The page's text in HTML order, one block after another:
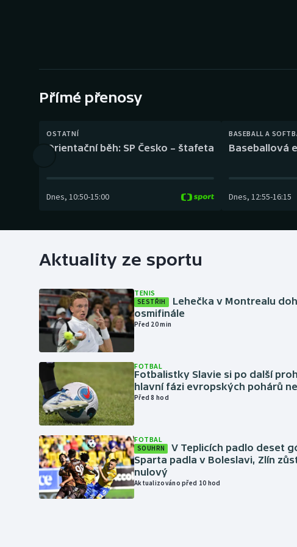
Gymnastika
Přímé přenosy
OSTATNÍ
Orientační běh: SP Česko – štafeta
Dnes, 10:50-15:00
BASEBALL A
Baseballová
Dnes, 12:55-16:15
Aktuality ze sportu
TENIS
SESTŘIH
Lehečka v Montrealu
osmifinále
Před 20 min
FOTBAL
Fotbalistky Slavie si po další
hlavní fázi evropských pohárů
Před 8 hod
FOTBAL
SOUHRN
V Teplicích padlo deset
Sparta padla v Boleslavi, Zlín
nulový
Aktualizováno před 10 hod